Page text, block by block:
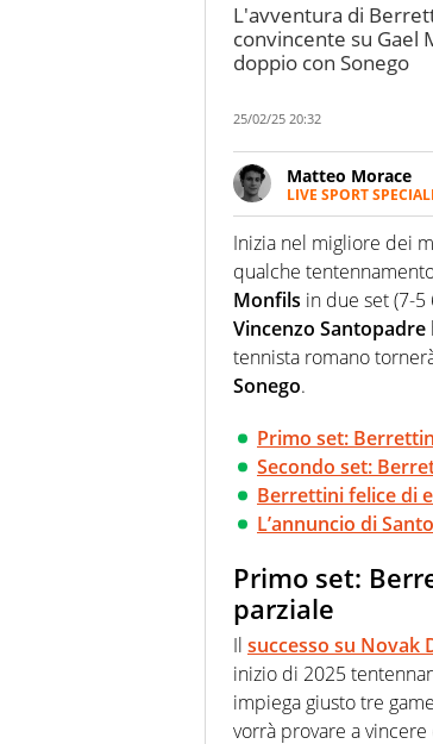
L'avventura di
convincente su Gael
doppio con Sonego
25/02/25 20:32
Matteo Morace
LIVE SPORT
La multimedialità
focalizzando ogni
ma fatti
Inizia nel migliore dei
qualche
Monfils in due set (7-
Vincenzo Santopadre
tennista romano
Sonego.
Primo set:
Secondo set:
Berrettini felice di
L’annuncio di
Primo set:
parziale
Il successo su Novak
inizio di 2025
impiega giusto tre
vorrà provare a